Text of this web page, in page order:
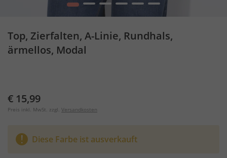
1 2 3 4 5 6
Top, Zierfalten, A-Linie, Rundhals,
ärmellos, Modal
€ 15,99
Preis inkl. MwSt. zzgl. Versandkosten
Diese Farbe ist ausverkauft